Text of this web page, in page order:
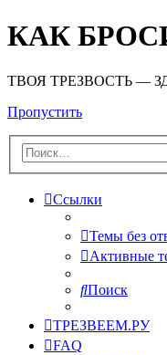
КАК
ТВОЯ ТРЕЗВОСТЬ —
Пропустить
Ссылки
Темы без
Активные
Поиск
ТРЕЗВЕЕМ.РУ
FAQ